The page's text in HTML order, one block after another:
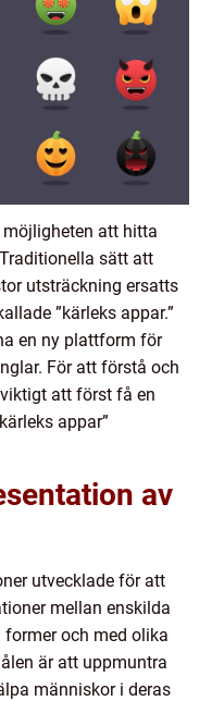
att hitta
sätt att
utsträckning ersatts
”kärleks appar.”
en ny plattform för
För att förstå och
att först få en
appar”
av
utvecklade för att
mellan enskilda
former och med olika
är att uppmuntra
människor i deras